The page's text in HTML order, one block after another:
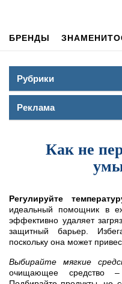
БРЕНДЫ
Рубрики
Реклама
Как не
Регулируйте
идеальный помощник в
эффективно удаляет
защитный барьер.
поскольку она может
Выбирайте мягкие
очищающее средство